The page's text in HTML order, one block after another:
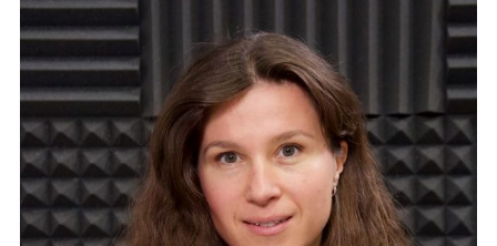
▼
▼